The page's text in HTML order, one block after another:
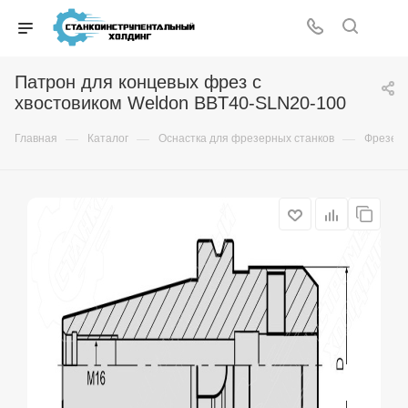
Патрон для концевых фрез с
хвостовиком Weldon BBT40-SLN20-100
Главная — Каталог — Оснастка для фрезерных станков —